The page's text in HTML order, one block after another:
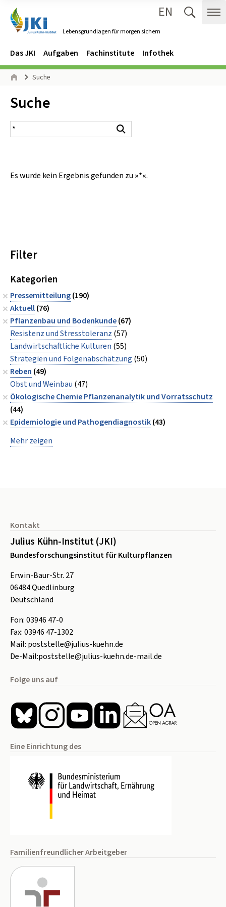
Lebensgrundlagen für morgen sichern
EN
Navigation
Hauptmenü
Das JKI Aufgaben Fachinstitute Infothek
Seitenpfad
Suche
Inhalt:
Suche
Suchergebnis
Es wurde kein Ergebnis gefunden zu »*«.
Filter
Kategorien
Pressemitteilung(190)
Aktuell(76)
Pflanzenbau und Bodenkunde(67)
Resistenz und Stresstoleranz (57)
Landwirtschaftliche Kulturen (55)
Strategien und Folgenabschätzung (50)
Reben (49)
Obst und Weinbau (47)
Ökologische Chemie Pflanzenanalytik und Vorratsschutz
(44)
Epidemiologie und Pathogendiagnostik(43)
Mehr zeigen
Kontakt
Julius Kühn-Institut (JKI)
Bundesforschungsinstitut für Kulturpflanzen
Erwin-Baur-Str. 27
06484Quedlinburg
Deutschland
Fon:03946 47-0
Fax:03946 47-1302
Mail: poststelle@julius-kuehn.de
De-Mail:poststelle@julius-kuehn.de-mail.de
Folge uns auf
Eine Einrichtung des
Familienfreundlicher Arbeitgeber